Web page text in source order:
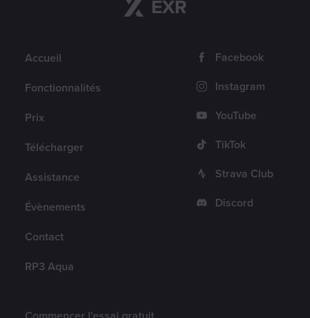
Navigation
Accueil
Fonctionnalités
Prix
Télécharger
Assistance
Évènements
Contact
RP3 Aqua
Suis-nous
Facebook
Instagram
YouTube
TikTok
Strava Club
Discord